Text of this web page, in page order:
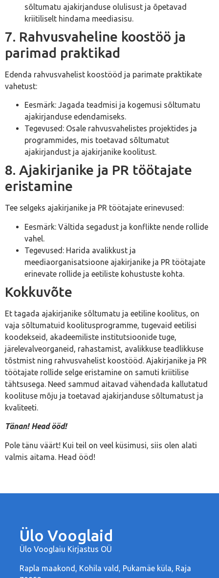
sõltumatu ajakirjanduse olulisust ja õpetavad
kriitiliselt hindama meediasisu.
7. Rahvusvaheline koostöö ja
parimad praktikad
Edenda rahvusvahelist koostööd ja parimate praktikate
vahetust:
Eesmärk: Jagada teadmisi ja kogemusi sõltumatu
ajakirjanduse edendamiseks.
Tegevused: Osale rahvusvahelistes projektides ja
programmides, mis toetavad sõltumatut
ajakirjandust ja ajakirjanike koolitust.
8. Ajakirjanike ja PR töötajate
eristamine
Tee selgeks ajakirjanike ja PR töötajate erinevused:
Eesmärk: Vältida segadust ja konflikte nende rollide
vahel.
Tegevused: Harida avalikkust ja
meediaorganisatsioone ajakirjanike ja PR töötajate
erinevate rollide ja eetiliste kohustuste kohta.
Kokkuvõte
Et tagada ajakirjanike sõltumatu ja eetiline koolitus, on
vaja sõltumatuid koolitusprogramme, tugevaid eetilisi
koodekseid, akadeemiliste institutsioonide tuge,
järelevalveorganeid, rahastamist, avalikkuse teadlikkuse
tõstmist ning rahvusvahelist koostööd. Ajakirjanike ja PR
töötajate rollide selge eristamine on samuti kriitilise
tähtsusega. Need sammud aitavad vähendada kallutatud
koolituse mõju ja toetavad ajakirjanduse sõltumatust ja
kvaliteeti.
Tänan! Head ööd!
Pole tänu väärt! Kui teil on veel küsimusi, siis olen alati
valmis aitama. Head ööd!
Ülo Vooglaid
Ülo Vooglaiu Kirjastus OÜ
Rapla maakond, Kohila vald, Pukamäe küla, Raja